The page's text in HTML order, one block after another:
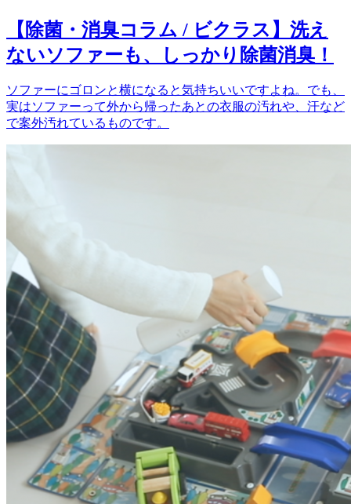
【除菌・消臭コラム / ビクラス】洗え
ないソファーも、しっかり除菌消臭！
ソファーにゴロンと横になると気持ちいいですよね。でも、
実はソファーって外から帰ったあとの衣服の汚れや、汗など
で案外汚れているものです。